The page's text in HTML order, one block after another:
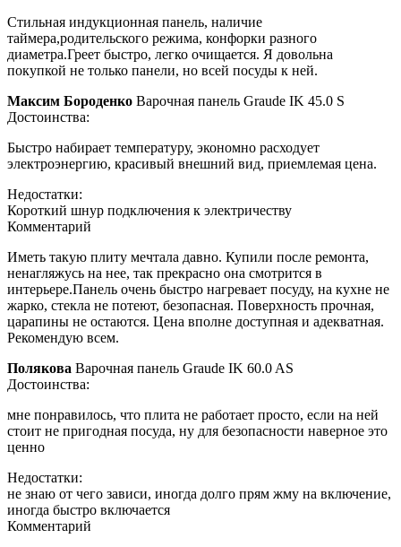
Стильная индукционная панель, наличие
таймера,родительского режима, конфорки разного
диаметра.Греет быстро, легко очищается. Я довольна
покупкой не только панели, но всей посуды к ней.
Максим Бороденко Варочная панель Graude IK 45.0 S
Достоинства:
Быстро набирает температуру, экономно расходует
электроэнергию, красивый внешний вид, приемлемая цена.
Недостатки:
Короткий шнур подключения к электричеству
Комментарий
Иметь такую плиту мечтала давно. Купили после ремонта,
ненагляжусь на нее, так прекрасно она смотрится в
интерьере.Панель очень быстро нагревает посуду, на кухне не
жарко, стекла не потеют, безопасная. Поверхность прочная,
царапины не остаются. Цена вполне доступная и адекватная.
Рекомендую всем.
Полякова Варочная панель Graude IK 60.0 AS
Достоинства:
мне понравилось, что плита не работает просто, если на ней
стоит не пригодная посуда, ну для безопасности наверное это
ценно
Недостатки:
не знаю от чего зависи, иногда долго прям жму на включение,
иногда быстро включается
Комментарий